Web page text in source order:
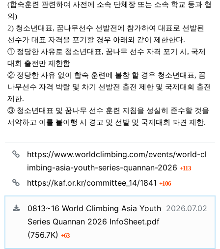
(합숙훈련 관련하여 사전에 소속 단체장 또는 소속 학교 등과 협
의 )
2) 청소년대표, 꿈나무선수 선발전에 참가하여 대표로 선발된
선수가 대표 자격을 포기할 경우 아래와 같이 제한한다.
① 정당한 사유로 청소년대표, 꿈나무 선수 자격 포기 시 , 국제
대회 출전만 제한함
② 정당한 사유 없이 합숙 훈련에 불참 할 경우 청소년대표, 꿈
나무선수 자격 박탈 및 차기 선발전 출전 제한 및 국제대회 출전
제한.
③ 청소년대표 및 꿈나무 선수 훈련 지침을 성실히 준수할 것을
서약하고 이를 불이행 시 경고 및 선발 및 국제대회 파견 제한.
관련자료
https://www.worldclimbing.com/events/world-cl
imbing-asia-youth-series-quannan-2026
113회 연결
https://kaf.or.kr/committee_14/1841
106회 연결
0813~16 World Climbing Asia Youth
Series Quannan 2026 InfoSheet.pdf파일크기
(756.7K)
63회 다운로드
등록일
2026.07.02